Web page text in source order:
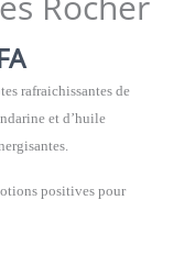
Plage
de
prix :
25
à
rafraichissantes de
et d’huile
positives pour